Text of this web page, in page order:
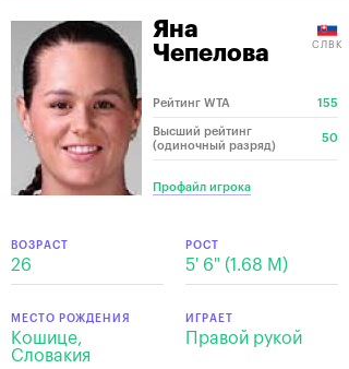
Яна
Чепелова
СЛВК
Рейтинг WTA 155
Высший рейтинг
(одиночный разряд)
50
Профайл игрока
ВОЗРАСТ
26
РОСТ
5' 6" (1.68 M)
МЕСТО РОЖДЕНИЯ
Кошице,
Словакия
ИГРАЕТ
Правой рукой